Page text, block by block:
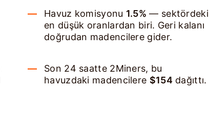
Havuz komisyonu 1.5% — sektördeki
en düşük oranlardan biri. Geri kalanı
doğrudan madencilere gider.
Son 24 saatte 2Miners, bu
havuzdaki madencilere $154dağıttı.